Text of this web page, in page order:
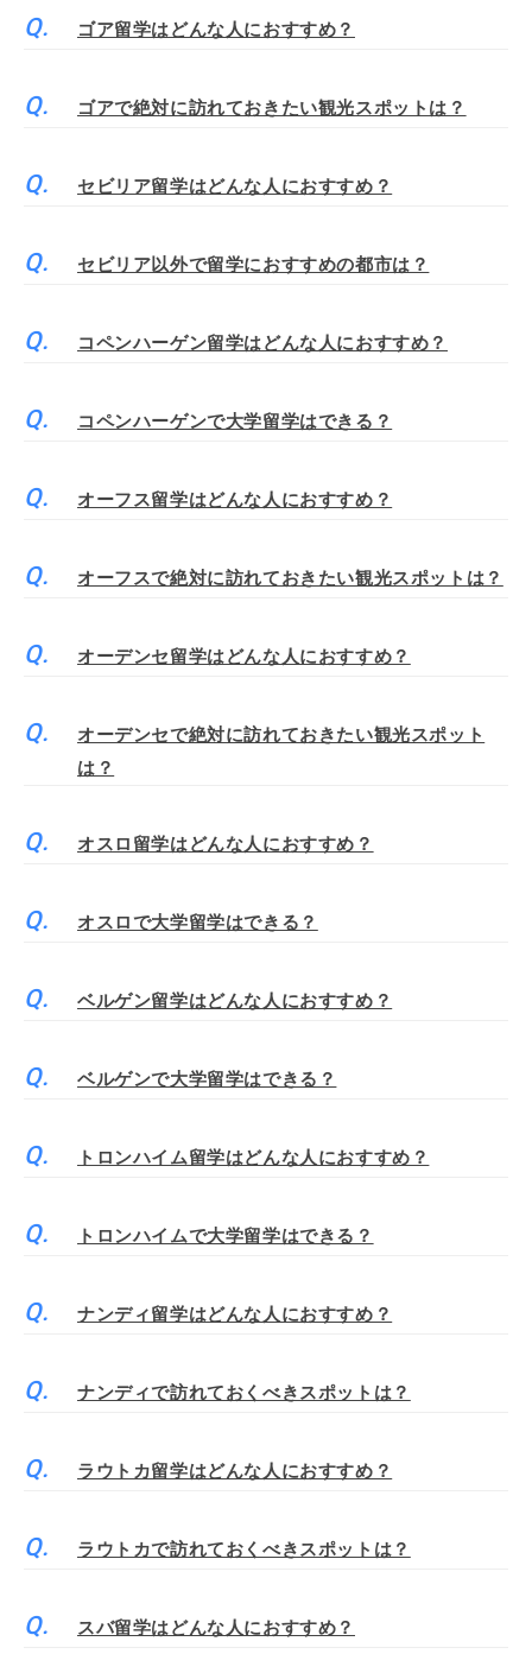
ゴア留学はどんな人におすすめ？
ゴアで絶対に訪れておきたい観光スポットは？
セビリア留学はどんな人におすすめ？
セビリア以外で留学におすすめの都市は？
コペンハーゲン留学はどんな人におすすめ？
コペンハーゲンで大学留学はできる？
オーフス留学はどんな人におすすめ？
オーフスで絶対に訪れておきたい観光スポットは？
オーデンセ留学はどんな人におすすめ？
オーデンセで絶対に訪れておきたい観光スポット
は？
オスロ留学はどんな人におすすめ？
オスロで大学留学はできる？
ベルゲン留学はどんな人におすすめ？
ベルゲンで大学留学はできる？
トロンハイム留学はどんな人におすすめ？
トロンハイムで大学留学はできる？
ナンディ留学はどんな人におすすめ？
ナンディで訪れておくべきスポットは？
ラウトカ留学はどんな人におすすめ？
ラウトカで訪れておくべきスポットは？
スバ留学はどんな人におすすめ？